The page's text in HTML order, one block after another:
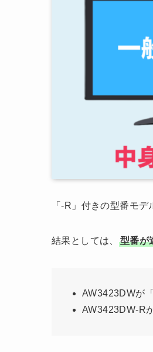
「-R」付きの型番モ
結果としては、 型番が
AW3423DWが
AW3423DW-R